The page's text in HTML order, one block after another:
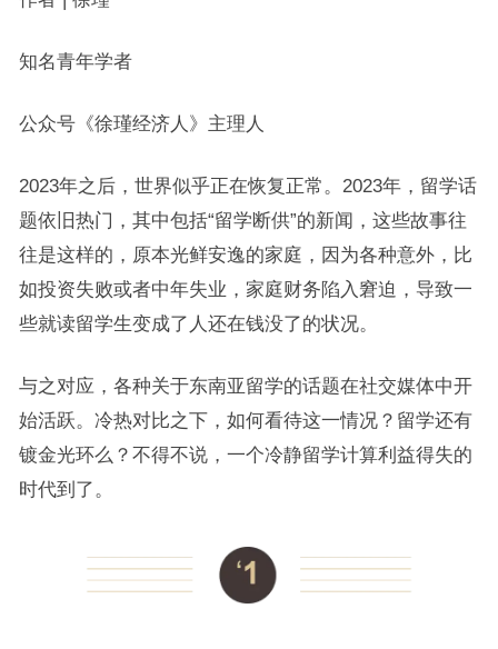
知名青年学者
公众号《徐瑾经济人》主理人
2023年之后，世界似乎正在恢复正常。2023年，留学话
题依旧热门，其中包括“留学断供”的新闻，这些故事往
往是这样的，原本光鲜安逸的家庭，因为各种意外，比
如投资失败或者中年失业，家庭财务陷入窘迫，导致一
些就读留学生变成了人还在钱没了的状况。
与之对应，各种关于东南亚留学的话题在社交媒体中开
始活跃。冷热对比之下，如何看待这一情况？留学还有
镀金光环么？不得不说，一个冷静留学计算利益得失的
时代到了。